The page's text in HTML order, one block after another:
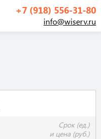
+7 (918) 556-31-80
info@wiserv.ru
Срок (ед.)
и цена (руб.)